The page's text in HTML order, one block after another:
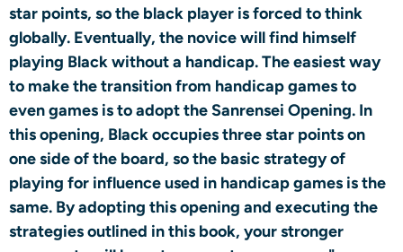
star points, so the black player is forced to think
globally. Eventually, the novice will find himself
playing Black without a handicap. The easiest way
to make the transition from handicap games to
even games is to adopt the Sanrensei Opening. In
this opening, Black occupies three star points on
one side of the board, so the basic strategy of
playing for influence used in handicap games is the
same. By adopting this opening and executing the
strategies outlined in this book, your stronger